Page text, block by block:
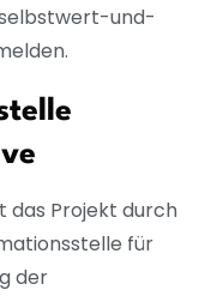
und-
das Projekt durch
für
der